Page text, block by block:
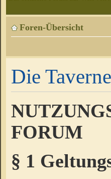
Foren-Übersicht
Die
FORUM
§ 1